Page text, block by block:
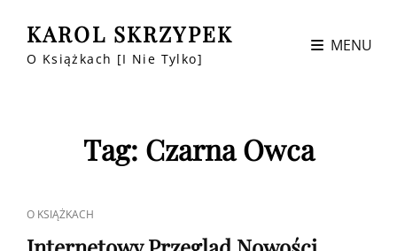
KAROL SKRZYPEK
O Książkach [i Nie Tylko]
MENU
Tag: Czarna Owca
CAT
LINKS
O KSIĄŻKACH